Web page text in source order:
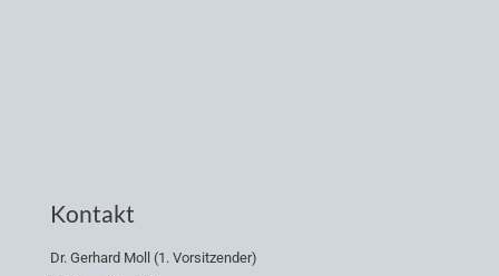
Kontakt
Dr. Gerhard Moll (1. Vorsitzender)